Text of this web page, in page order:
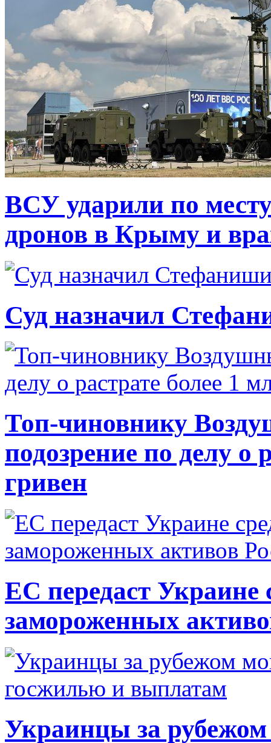
ВСУ ударили по
дронов в Крыму и
Суд назначил
Топ-чиновнику
подозрение по делу о
гривен
ЕС передаст Украине
замороженных
Украинцы за рубежом